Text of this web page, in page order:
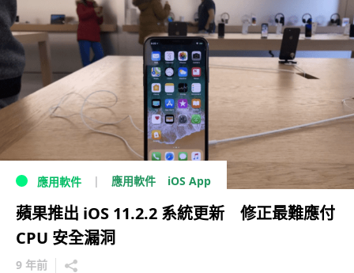
應用軟件 應用軟件 iOS App
蘋果推出 iOS 11.2.2 系統更新 修正最難應付
CPU 安全漏洞
9 年前